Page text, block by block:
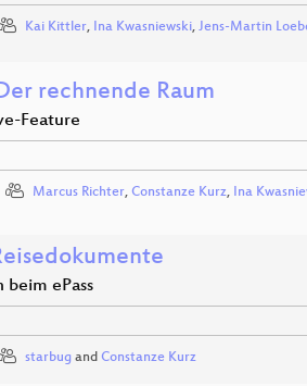
Kai Kittler, Ina Kwasniewski, Jens-Martin
rechnende Raum
Feature
Marcus Richter, Constanze Kurz, Ina
ePass
starbug and Constanze Kurz